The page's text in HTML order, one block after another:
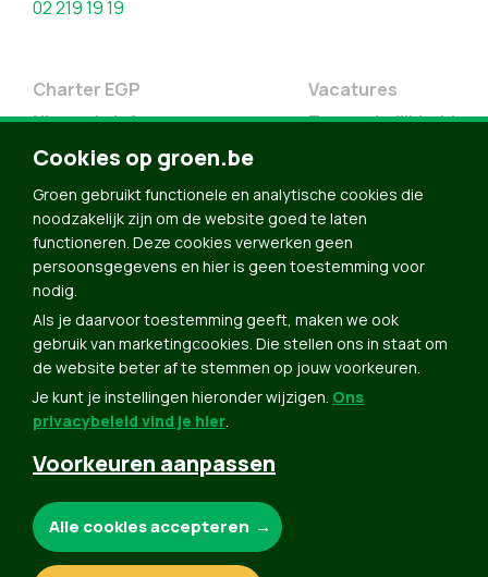
02 219 19 19
Charter EGP
Nieuwsbrief
Doe Mee
Contact
Groen in je buurt
Meldpunt
Vacatures
Toegankelijkheid
Word lid
Agenda
Bekijk kalender
Verleng je lidmaatschap
Programma oktober 2024
Programma juni 2024
Downloads
Webshop
Cookies op groen.be
Groen gebruikt functionele en analytische cookies die
noodzakelijk zijn om de website goed te laten
functioneren. Deze cookies verwerken geen
persoonsgegevens en hier is geen toestemming voor
nodig.
Als je daarvoor toestemming geeft, maken we ook
gebruik van marketingcookies. Die stellen ons in staat om
de website beter af te stemmen op jouw voorkeuren.
Je kunt je instellingen hieronder wijzigen. Ons
privacybeleid vind je hier.
Voorkeuren aanpassen
Alle cookies accepteren